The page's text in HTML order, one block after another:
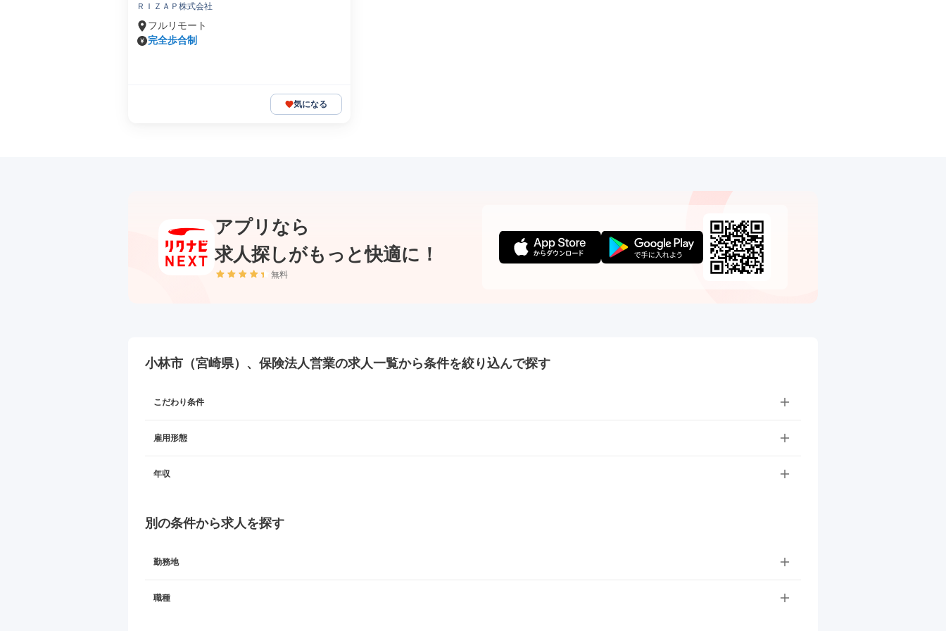
ＲＩＺＡＰ株式会社
フルリモート
完全歩合制
気になる
アプリなら
求人探しがもっと快適に！
無料
小林市（宮崎県）、保険法人営業の求人一覧から条件を絞り込んで探す
こだわり条件
雇用形態
年収
別の条件から求人を探す
勤務地
職種